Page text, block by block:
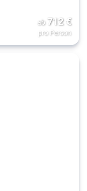
ab 712€
pro Person